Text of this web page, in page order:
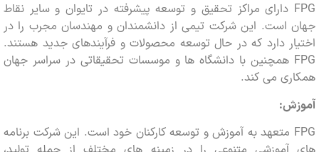
FPG دارای مراکز تحقیق و توسعه پیشرفته در تایوان و سایر نقاط
است. این شرکت تیمی از دانشمندان و مهندسان مجرب را در
دارد که در حال توسعه محصولات و فرآیندهای جدید هستند.
FPG همچنین با دانشگاه ها و موسسات تحقیقاتی در سراسر جهان
می کند.
FPG متعهد به آموزش و توسعه کارکنان خود است. این شرکت برنامه